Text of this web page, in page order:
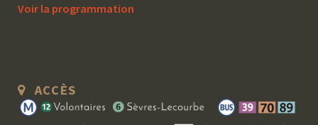
Voir la programmation
ACCÈS